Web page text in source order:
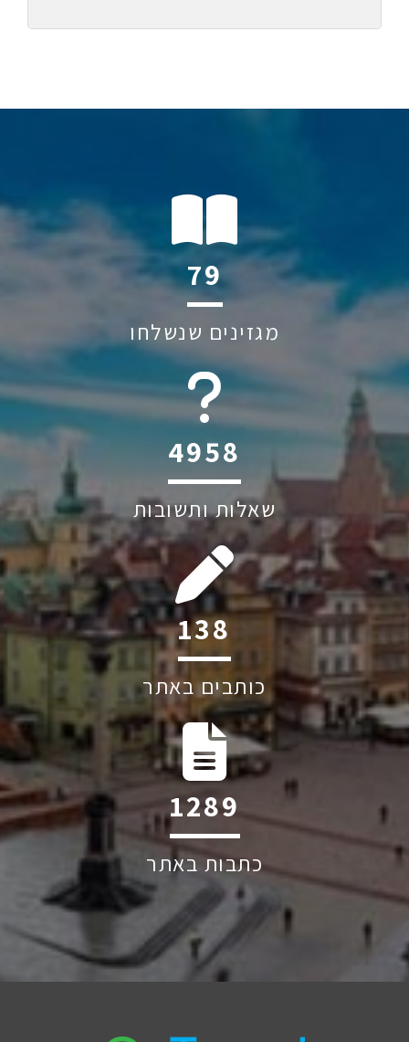
119
מגזינים שנשלחו
6045
שאלות ותשובות
208
כותבים באתר
1939
כתבות באתר